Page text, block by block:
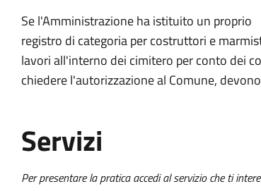
Se l'Amministrazione ha istituito un proprio
registro di categoria per costruttori e
lavori all'interno dei cimitero per conto dei
chiedere l'autorizzazione al Comune,
Servizi
Per presentare la pratica accedi al servizio che ti